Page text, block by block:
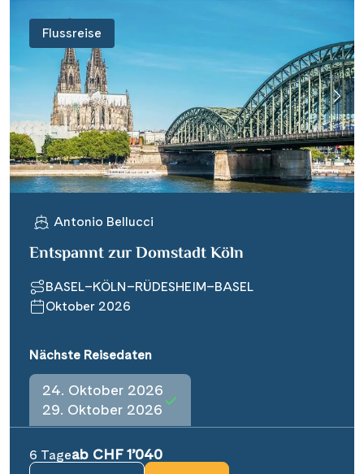
Flussreise
Antonio Bellucci
Entspannt zur Domstadt Köln
BASEL–KÖLN–RÜDESHEIM–BASEL
Oktober 2026
Nächste Reisedaten
24. Oktober 2026
29. Oktober 2026
6 Tageab CHF 1’040